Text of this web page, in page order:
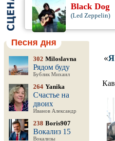
Black Dog
(Led Zeppelin)
Песня дня
302 Miloslavna
Рядом буду
Бублик Михаил
264 Yanika
Счастье на
двоих
Иванов Александр
238 Boris907
Вокализ 15
Вокализы
«Я